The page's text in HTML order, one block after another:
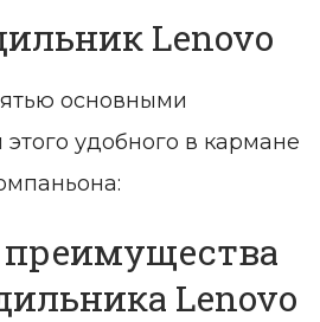
Lenovo
основными
удобного в кармане
Lenovo